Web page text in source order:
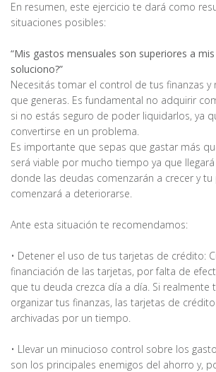
En resumen, este ejercicio te dará como
situaciones posibles:
“Mis gastos mensuales son superiores a
soluciono?”
Necesitás tomar el control de tus finanzas y
que generas. Es fundamental no adquirir
si no estás seguro de poder liquidarlos, ya
convertirse en un problema.
Es importante que sepas que gastar más
será viable por mucho tiempo ya que
donde las deudas comenzarán a crecer y
comenzará a deteriorarse.
Ante esta situación te recomendamos:
• Detener el uso de tus tarjetas de crédito:
financiación de las tarjetas, por falta de
que tu deuda crezca día a día. Si realmente
organizar tus finanzas, las tarjetas de
archivadas por un tiempo.
• Llevar un minucioso control sobre los
son los principales enemigos del ahorro y,